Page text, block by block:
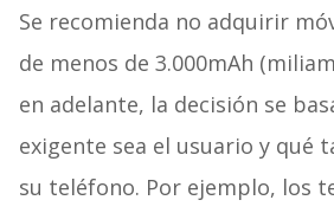
Se recomienda no adquirir
de menos de 3.000mAh
en adelante, la decisión se
exigente sea el usuario y qué
su teléfono. Por ejemplo, los